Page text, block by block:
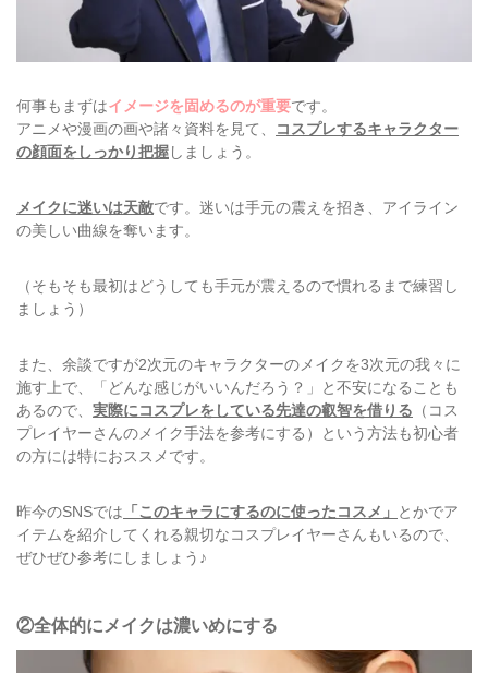
何事もまずはイメージを固めるのが重要です。
アニメや漫画の画や諸々資料を見て、
コスプレするキャラクター
の顔面をしっかり把握しましょう。
メイクに迷いは天敵です。迷いは手元の震えを招き、アイライン
の美しい曲線を奪います。
（そもそも最初はどうしても手元が震えるので慣れるまで練習し
ましょう）
また、余談ですが2次元のキャラクターのメイクを3次元の我々に
施す上で、「どんな感じがいいんだろう？」と不安になることも
あるので、 実際にコスプレをしている先達の叡智を借りる （コス
プレイヤーさんのメイク手法を参考にする）という方法も初心者
の方には特におススメです。
昨今のSNSでは 「このキャラにするのに使ったコスメ」 とかでア
イテムを紹介してくれる親切なコスプレイヤーさんもいるので、
ぜひぜひ参考にしましょう♪
②全体的にメイクは濃いめにする